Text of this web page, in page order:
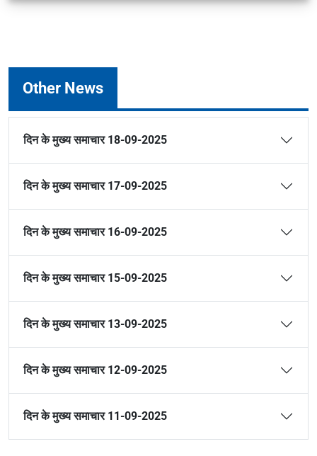
Other News
दिन के मुख्य समाचार 18-09-2025
दिन के मुख्य समाचार 17-09-2025
दिन के मुख्य समाचार 16-09-2025
दिन के मुख्य समाचार 15-09-2025
दिन के मुख्य समाचार 13-09-2025
दिन के मुख्य समाचार 12-09-2025
दिन के मुख्य समाचार 11-09-2025